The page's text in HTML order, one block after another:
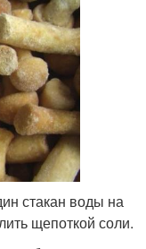
стакан воды на
щепоткой соли.